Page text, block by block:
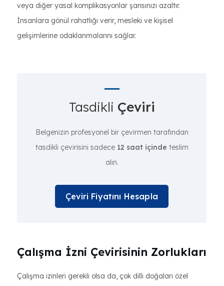
veya diğer yasal komplikasyonlar şansınızı azaltır.
İnsanlara gönül rahatlığı verir, mesleki ve kişisel
gelişimlerine odaklanmalarını sağlar.
Tasdikli Çeviri
Belgenizin profesyonel bir çevirmen tarafından
tasdikli çevirisini sadece 12 saat içinde teslim
alın.
Çeviri Fiyatını Hesapla
Çalışma İzni Çevirisinin Zorlukları
Çalışma izinleri gerekli olsa da, çok dilli doğaları özel